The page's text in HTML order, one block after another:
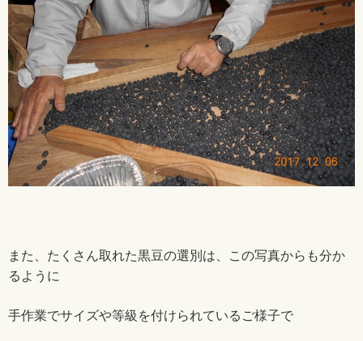
また、たくさん取れた黒豆の選別は、この写真からも分か
るように
手作業でサイズや等級を付けられているご様子で